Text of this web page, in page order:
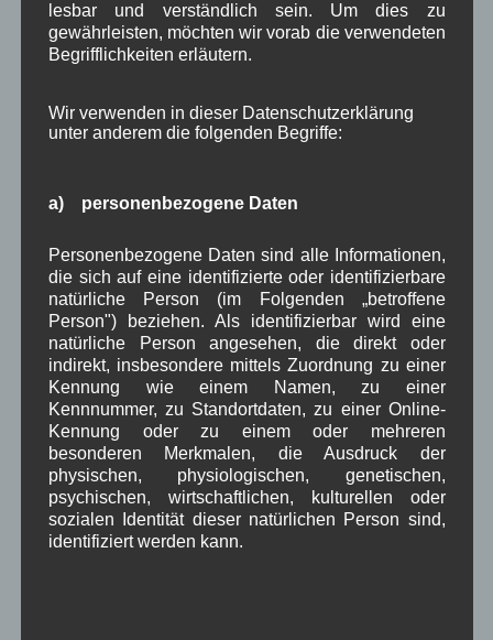
Der Tau ist dem August so not, als jedermann sein taeglich
Brot.
Neueste Kommentare
Josef Otler, Verein fürr GeschichtebeiÜber uns
Gerd ErfertbeiÜber uns
Beitragsarchiv
August 2026
Juli 2026(9)
Juni 2026(4)
Mai 2026(11)
April 2026(8)
März 2026(9)
Februar 2026(6)
Januar 2026(8)
lesbar und verständlich sein. Um dies zu
gewährleisten, möchten wir vorab die verwendeten
Begrifflichkeiten erläutern.
Wir verwenden in dieser Datenschutzerklärung
unter anderem die folgenden Begriffe:
a) personenbezogene Daten
Personenbezogene Daten sind alle Informationen,
die sich auf eine identifizierte oder identifizierbare
natürliche Person (im Folgenden „betroffene
Person") beziehen. Als identifizierbar wird eine
natürliche Person angesehen, die direkt oder
indirekt, insbesondere mittels Zuordnung zu einer
Kennung wie einem Namen, zu einer
Kennnummer, zu Standortdaten, zu einer Online-
Kennung oder zu einem oder mehreren
besonderen Merkmalen, die Ausdruck der
physischen, physiologischen, genetischen,
psychischen, wirtschaftlichen, kulturellen oder
sozialen Identität dieser natürlichen Person sind,
identifiziert werden kann.